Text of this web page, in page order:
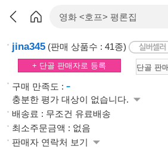
jina345 (판매 상품수 : 41종)
+ 단골 판매자로 등록
구매 만족도 : -
충분한 평가 대상이 없습니다.
배송료 : 무조건 유료배송
최소주문금액 : 없음
판매자 연락처 보기